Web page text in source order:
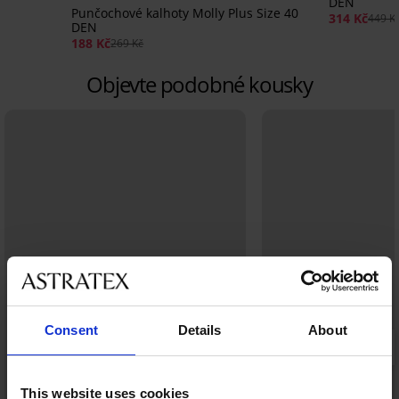
Consent Details About
This website uses cookies
Punčochové kalhoty Molly Plus Size 40
DEN
188 Kč269 Kč
314 Kč449
Objevte podobné kousky